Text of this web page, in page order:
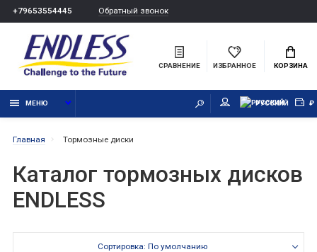
+79653554445 Обратный звонок
СРАВНЕНИЕ ИЗБРАННОЕ КОРЗИНА
МЕНЮ РУССКИЙ ₽
Главная Тормозные диски
Каталог тормозных дисков
ENDLESS
Сортировка: По умолчанию